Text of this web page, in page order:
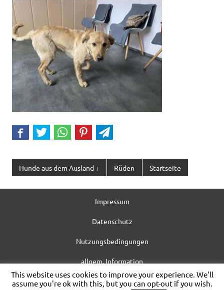
Hunde aus dem Ausland ↓ Rüden Startseite
Impressum
Datenschutz
Nutzungsbedingungen
allgem. Information
WordPress-Theme: Dynamic News von ThemeZee.
This website uses cookies to improve your experience. We'll
assume you're ok with this, but you can opt-out if you wish.